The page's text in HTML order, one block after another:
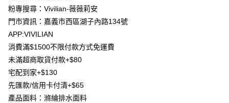
1.本服務係由「台灣大哥大股份有限公司」（以下簡稱本公司）所提供，讓
用戶於交易時，得透過本服務購買商品或服務，並由商店將買賣／分期付款
買賣價金債權讓與本公司後，依約使用本公司帳單繳交帳款。
資料（包含姓名、電話或地址）提供予台灣大哥大進項蒐集、處理及利用，
由本公司與您本人進行分期帳單所需資料之確認、核對及更正。
3.完整用戶服務條款，請詳閱以下連結：
ATM／網路銀行／等多元方式進行付款，方視為交易完成。
※ 請注意：結帳手續完成當下不需立刻繳費，但若您需要取消訂單，請聯絡
購買商品的店家。未經商家同意取消之訂單仍視為有效，需透過AFTEE先享
後付繳納相關費用。
※ 交易是否成功請以「AFTEE先享後付 」之結帳頁面顯示為準，若有關於
客戶支援中心」https://netprotections.freshdesk.com/support/home
【注意事項】
１．透過由恩沛科技股份有限公司提供之「AFTEE先享後付」服務完成之交
易，需依本服務之必要範圍內提供個人資料，並將交易相關給付款項請求債
每筆NT$80，滿NT$1,500(含以上)免運費
先付款宅配到府
每筆NT$65，滿NT$1,500(含以上)免運費
貨到付款
每筆NT$130，滿NT$1,500(含以上)免運費
海外配送
粉專搜尋：Vivilian-薇薇莉安
門市資訊：嘉義市西區湖子內路134號
APP:VIVILIAN
消費滿$1500不限付款方式免運費
未滿超商取貨付款+$80
宅配到家+$130
先匯款/信用卡付清+$65
產品面料：滌綸排水面料